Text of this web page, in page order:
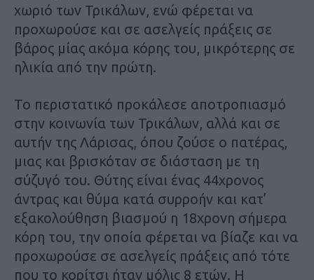
χωριό των Τρικάλων, ενώ φέρεται να
προχωρούσε και σε ασελγείς πράξεις σε
βάρος μίας ακόμα κόρης του, μικρότερης σε
ηλικία από την πρώτη.
Το περιστατικό προκάλεσε αποτροπιασμό
στην κοινωνία των Τρικάλων, αλλά και σε
αυτήν της Λάρισας, όπου ζούσε ο πατέρας,
μιας και βρισκόταν σε διάσταση με τη
σύζυγό του. Θύτης είναι ένας 44χρονος
άντρας και θύμα κατά συρροήν και κατ’
εξακολούθηση βιασμού η 18χρονη σήμερα
κόρη του, την οποία φέρεται να βίαζε και να
προχωρούσε σε ασελγείς πράξεις από τότε
που το κορίτσι ήταν μόλις 8 ετών. Η